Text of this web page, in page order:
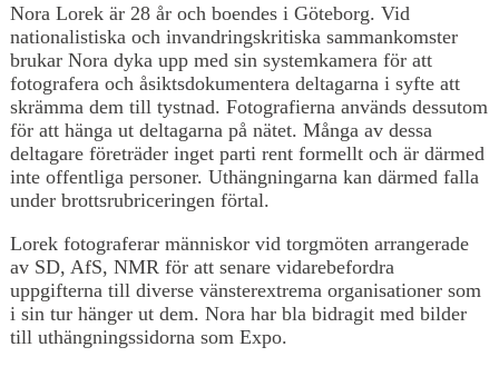
Nora Lorek är 28 år och boendes i Göteborg. Vid
nationalistiska och invandringskritiska sammankomster
brukar Nora dyka upp med sin systemkamera för att
fotografera och åsiktsdokumentera deltagarna i syfte att
skrämma dem till tystnad. Fotografierna används dessutom
för att hänga ut deltagarna på nätet. Många av dessa
deltagare företräder inget parti rent formellt och är därmed
inte offentliga personer. Uthängningarna kan därmed falla
under brottsrubriceringen förtal.
Lorek fotograferar människor vid torgmöten arrangerade
av SD, AfS, NMR för att senare vidarebefordra
uppgifterna till diverse vänsterextrema organisationer som
i sin tur hänger ut dem. Nora har bla bidragit med bilder
till uthängningssidorna som Expo.